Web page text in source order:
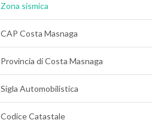
Zona sismica
CAP Costa Masnaga
Provincia di Costa Masnaga
Sigla Automobilistica
Codice Catastale